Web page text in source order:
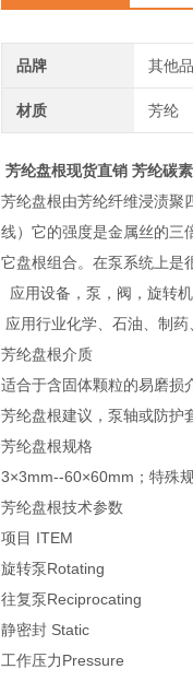
品牌 其他
材质 芳纶
芳纶盘根现货直销 芳纶碳
芳纶盘根由芳纶纤维浸渍聚
线）它的强度是金属丝的三
它盘根组合。在泵系统上是
应用设备，泵，阀，旋转机
应用行业化学、石油、制药
芳纶盘根介质
适合于含固体颗粒的易磨损
芳纶盘根建议，泵轴或防护
芳纶盘根规格
3×3mm--60×60mm；特殊
芳纶盘根技术参数
项目 ITEM
旋转泵Rotating
往复泵Reciprocating
静密封 Static
工作压力Pressure